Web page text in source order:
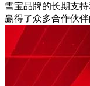
雪宝品牌的长期支
赢得了众多合作伙伴